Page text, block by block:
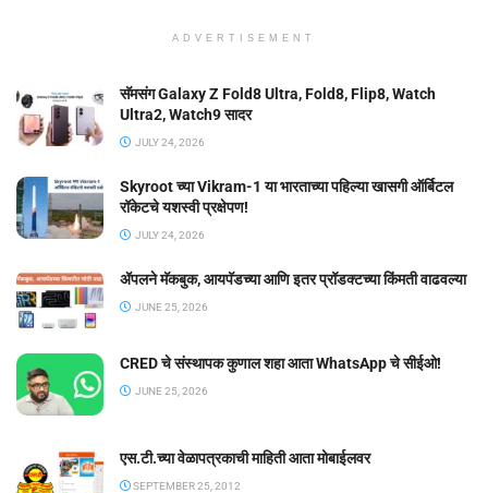
ADVERTISEMENT
सॅमसंग Galaxy Z Fold8 Ultra, Fold8, Flip8, Watch
Ultra2, Watch9 सादर
JULY 24, 2026
Skyroot च्या Vikram-1 या भारताच्या पहिल्या खासगी ऑर्बिटल
रॉकेटचे यशस्वी प्रक्षेपण!
JULY 24, 2026
ॲपलने मॅकबुक, आयपॅडच्या आणि इतर प्रॉडक्टच्या किंमती वाढवल्या
JUNE 25, 2026
CRED चे संस्थापक कुणाल शहा आता WhatsApp चे सीईओ!
JUNE 25, 2026
एस.टी.च्या वेळापत्रकाची माहिती आता मोबाईलवर
SEPTEMBER 25, 2012